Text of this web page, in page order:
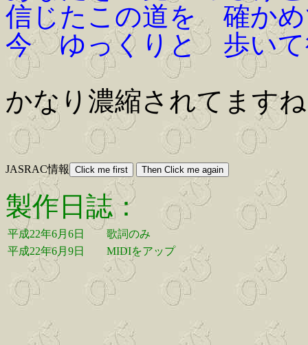
信じたこの道を 確か
今 ゆっくりと 歩いて
かなり濃縮されてます
JASRAC情報
製作日誌：
平成22年6月6日
歌詞のみ
平成22年6月9日
MIDIをアップ